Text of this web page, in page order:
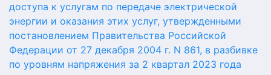
доступа к услугам по передаче электрической
энергии и оказания этих услуг, утвержденными
постановлением Правительства Российской
Федерации от 27 декабря 2004 г. N 861, в разбивке
по уровням напряжения за 2 квартал 2023 года